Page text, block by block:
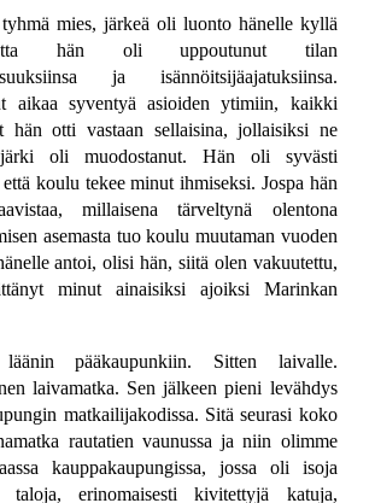
mies, järkeä oli luonto hänelle kyllä
hän oli uppoutunut tilan
ja isännöitsijäajatuksiinsa.
aikaa syventyä asioiden ytimiin, kaikki
hän otti vastaan sellaisina, jollaisiksi ne
järki oli muodostanut. Hän oli syvästi
koulu tekee minut ihmiseksi. Jospa hän
millaisena tärveltynä olentona
asemasta tuo koulu muutaman vuoden
antoi, olisi hän, siitä olen vakuutettu,
minut ainaisiksi ajoiksi Marinkan
läänin pääkaupunkiin. Sitten laivalle.
laivamatka. Sen jälkeen pieni levähdys
matkailijakodissa. Sitä seurasi koko
rautatien vaunussa ja niin olimme
kauppakaupungissa, jossa oli isoja
taloja, erinomaisesti kivitettyjä katuja,